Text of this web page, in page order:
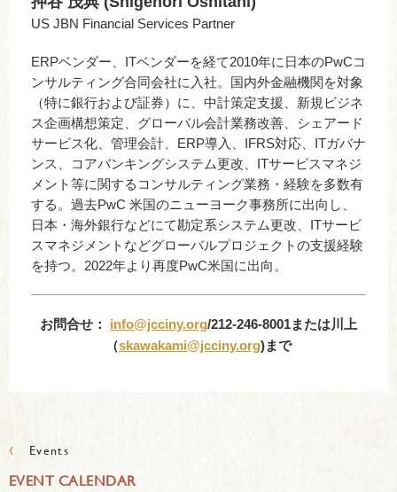
US JBN Financial Services Partner
ERPベンダー、ITベンダーを経て2010年に日本のPwCコ
ンサルティング合同会社に入社。国内外金融機関を対象
（特に銀行および証券）に、中計策定支援、新規ビジネ
ス企画構想策定、グローバル会計業務改善、シェアード
サービス化、管理会計、ERP導入、IFRS対応、ITガバナ
ンス、コアバンキングシステム更改、ITサービスマネジ
メント等に関するコンサルティング業務・経験を多数有
する。過去PwC 米国のニューヨーク事務所に出向し、
日本・海外銀行などにて勘定系システム更改、ITサービ
スマネジメントなどグローバルプロジェクトの支援経験
を持つ。2022年より再度PwC米国に出向。
お問合せ： info@jcciny.org/212-246-8001または川上
（skawakami@jcciny.org)まで
‹ Events
EVENT CALENDAR